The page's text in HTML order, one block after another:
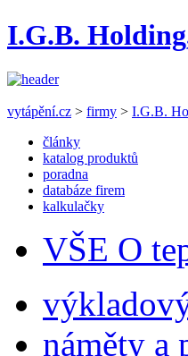
I.G.B.
vytápění.cz > firmy > I.G.B.
články
katalog produktů
poradna
databáze firem
kalkulačky
VŠE O
náměty a